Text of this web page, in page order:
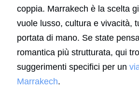
coppia. Marrakech è la scelta
vuole lusso, cultura e vivacità,
portata di mano. Se state
romantica più strutturata, qui
suggerimenti specifici per un
Marrakech.